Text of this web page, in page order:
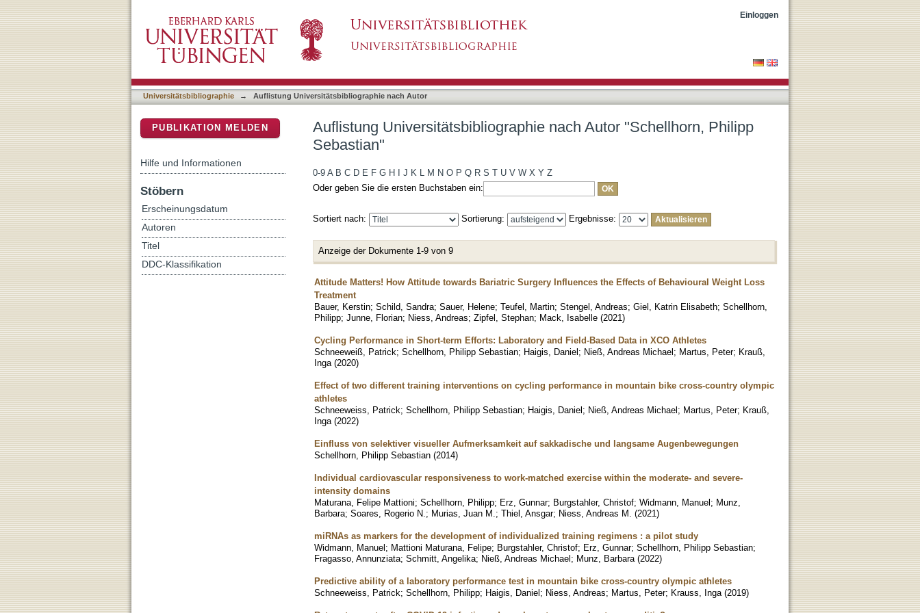
Einloggen
Universitätsbibliographie → Auflistung Universitätsbibliographie nach Autor
Auflistung Universitätsbibliographie nach Autor "Schellhorn, Philipp
Sebastian"
0-9 A B C D E F G H J K L M N O P Q R S T U V W X Y Z
Oder geben Sie die ersten Buchstaben ein:
Sortiert nach: Sortierung: Ergebnisse:
Anzeige der Dokumente 1-9 von 9
Attitude Matters! How Attitude towards Bariatric Surgery Influences the Effects of Behavioural Weight Loss
Treatment
Bauer, Kerstin; Schild, Sandra; Sauer, Helene; Teufel, Martin; Stengel, Andreas; Giel, Katrin Elisabeth; Schellhorn,
Philipp; Junne, Florian; Niess, Andreas; Zipfel, Stephan; Mack, Isabelle (2021)
Cycling Performance in Short-term Efforts: Laboratory and Field-Based Data in XCO Athletes
Schneeweiß, Patrick; Schellhorn, Philipp Sebastian; Haigis, Daniel; Nieß, Andreas Michael; Martus, Peter; Krauß,
Inga (2020)
Effect of two different training interventions on cycling performance in mountain bike cross-country olympic
athletes
Schneeweiss, Patrick; Schellhorn, Philipp Sebastian; Haigis, Daniel; Nieß, Andreas Michael; Martus, Peter; Krauß,
Inga (2022)
Einfluss von selektiver visueller Aufmerksamkeit auf sakkadische und langsame Augenbewegungen
Schellhorn, Philipp Sebastian (2014)
Individual cardiovascular responsiveness to work-matched exercise within the moderate- and severe-
intensity domains
Maturana, Felipe Mattioni; Schellhorn, Philipp; Erz, Gunnar; Burgstahler, Christof; Widmann, Manuel; Munz,
Barbara; Soares, Rogerio N. ; Murias, Juan M. ; Thiel, Ansgar; Niess, Andreas M. (2021)
miRNAs as markers for the development of individualized training regimens : a pilot study
Widmann, Manuel; Mattioni Maturana, Felipe; Burgstahler, Christof; Erz, Gunnar; Schellhorn, Philipp Sebastian;
Fragasso, Annunziata; Schmitt, Angelika; Nieß, Andreas Michael; Munz, Barbara (2022)
Predictive ability of a laboratory performance test in mountain bike cross-country olympic athletes
Schneeweiss, Patrick; Schellhorn, Philipp; Haigis, Daniel; Niess, Andreas; Martus, Peter; Krauss, Inga (2019)
PUBLIKATION MELDEN
Hilfe und Informationen
Stöbern
Erscheinungsdatum
Autoren
Titel
DDC-Klassifikation